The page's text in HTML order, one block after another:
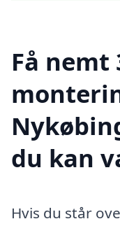
Få
du kan
Hvis du står